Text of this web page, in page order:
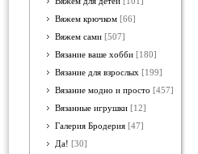
Вяжем крючком [66]
Вяжем сами [507]
Вязание ваше хобби [180]
Вязание для взрослых [199]
Вязание модно и просто [457]
Вязанные игрушки [12]
Галерия Бродерия [47]
Да! [30]